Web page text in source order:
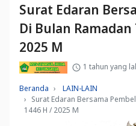
Surat Edaran
Di Bulan
2025 M
1 tahun yang
Beranda
LAIN-LAIN
Surat Edaran Bersama
1446 H / 2025 M